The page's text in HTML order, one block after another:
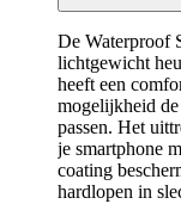
De Waterproof
lichtgewicht
heeft een
mogelijkheid de
passen. Het
je smartphone
coating
hardlopen in